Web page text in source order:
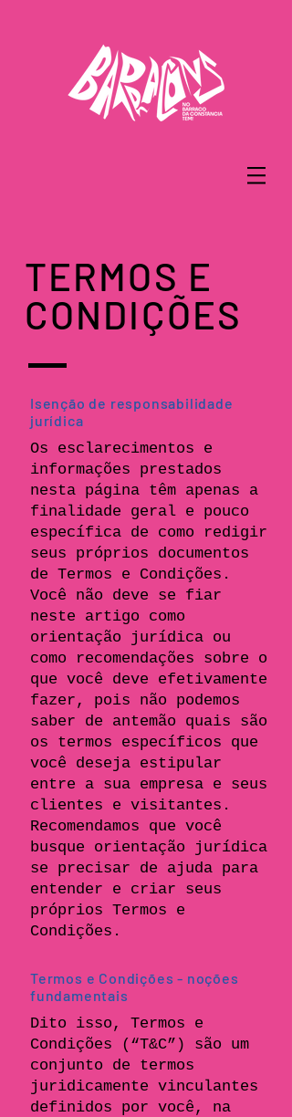
TERMOS E
CONDIÇÕES
Isenção de responsabilidade
jurídica
Os esclarecimentos e
informações prestados
nesta página têm apenas a
finalidade geral e pouco
específica de como redigir
seus próprios documentos
de Termos e Condições.
Você não deve se fiar
neste artigo como
orientação jurídica ou
como recomendações sobre o
que você deve efetivamente
fazer, pois não podemos
saber de antemão quais são
os termos específicos que
você deseja estipular
entre a sua empresa e seus
clientes e visitantes.
Recomendamos que você
busque orientação jurídica
se precisar de ajuda para
entender e criar seus
próprios Termos e
Condições.
Termos e Condições - noções
fundamentais
Dito isso, Termos e
Condições (“T&C”) são um
conjunto de termos
juridicamente vinculantes
definidos por você, na